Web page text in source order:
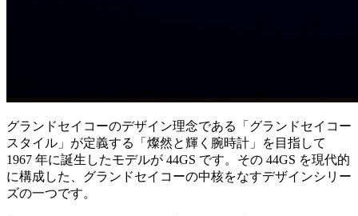
グランドセイコーのデザイン理念である「グランドセイコー
スタイル」が定義する「燦然と輝く腕時計」を目指して
1967 年に誕生したモデルが 44GS です。その 44GS を現代的
に構成した、グランドセイコーの中核をなすデザインシリー
ズの一つです。